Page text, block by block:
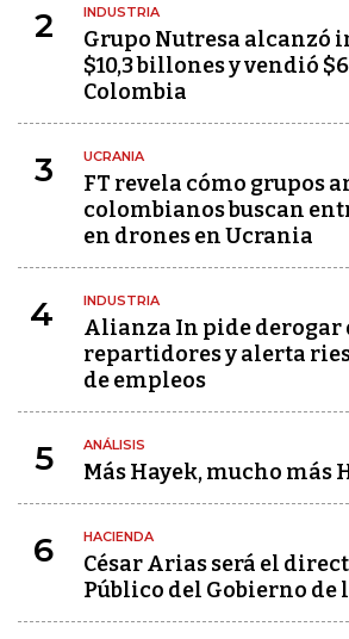
2 INDUSTRIA
Grupo Nutresa alcanzó
$10,3 billones y vendió
Colombia
3 UCRANIA
FT revela cómo grupos
colombianos buscan
en drones en Ucrania
4 INDUSTRIA
Alianza In pide derogar
repartidores y alerta
de empleos
5 ANÁLISIS
Más Hayek, mucho más
6 HACIENDA
César Arias será el
Público del Gobierno de